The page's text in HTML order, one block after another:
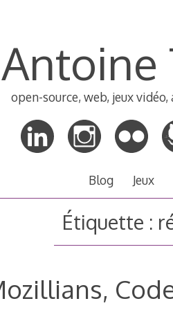
Antoine
open-source, web, jeux
Blog Jeux
Étiquette :